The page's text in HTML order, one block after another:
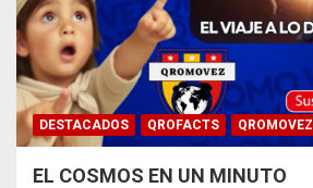
DESTACADOS QROFACTS QROMOVEZ
EL COSMOS EN UN MINUTO